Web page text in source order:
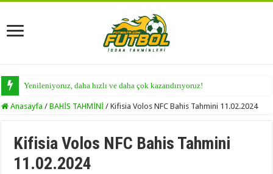
Yenileniyoruz, daha hızlı ve daha çok kazandırıyoruz!
Anasayfa / BAHİS TAHMİNİ / Kifisia Volos NFC Bahis Tahmini 11.02.2024
Kifisia Volos NFC Bahis Tahmini
11.02.2024